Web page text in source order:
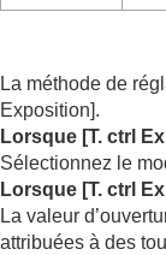
La méthode de
Exposition].
Lorsque [T. ctrl
Sélectionnez le
Lorsque [T. ctrl
La valeur
attribuées à des